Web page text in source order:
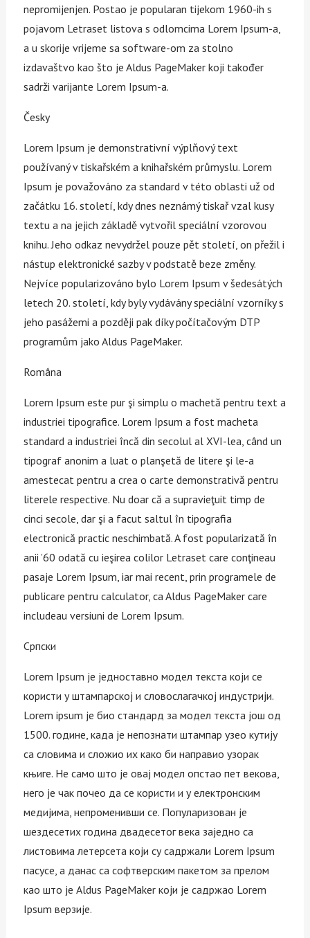
nepromijenjen. Postao je popularan tijekom 1960-ih s
pojavom Letraset listova s odlomcima Lorem Ipsum-a,
a u skorije vrijeme sa software-om za stolno
izdavaštvo kao što je Aldus PageMaker koji također
sadrži varijante Lorem Ipsum-a.
Česky
Lorem Ipsum je demonstrativní výplňový text
používaný v tiskařském a knihařském průmyslu. Lorem
Ipsum je považováno za standard v této oblasti už od
začátku 16. století, kdy dnes neznámý tiskař vzal kusy
textu a na jejich základě vytvořil speciální vzorovou
knihu. Jeho odkaz nevydržel pouze pět století, on přežil i
nástup elektronické sazby v podstatě beze změny.
Nejvíce popularizováno bylo Lorem Ipsum v šedesátých
letech 20. století, kdy byly vydávány speciální vzorníky s
jeho pasážemi a později pak díky počítačovým DTP
programům jako Aldus PageMaker.
Româna
Lorem Ipsum este pur şi simplu o machetă pentru text a
industriei tipografice. Lorem Ipsum a fost macheta
standard a industriei încă din secolul al XVI-lea, când un
tipograf anonim a luat o planşetă de litere şi le-a
amestecat pentru a crea o carte demonstrativă pentru
literele respective. Nu doar că a supravieţuit timp de
cinci secole, dar şi a facut saltul în tipografia
electronică practic neschimbată. A fost popularizată în
anii ’60 odată cu ieşirea colilor Letraset care conţineau
pasaje Lorem Ipsum, iar mai recent, prin programele de
publicare pentru calculator, ca Aldus PageMaker care
includeau versiuni de Lorem Ipsum.
Српски
Lorem Ipsum је једноставно модел текста који се
користи у штампарској и словослагачкој индустрији.
Lorem ipsum је био стандард за модел текста још од
1500. године, када је непознати штампар узео кутију
са словима и сложио их како би направио узорак
књиге. Не само што је овај модел опстао пет векова,
него је чак почео да се користи и у електронским
медијима, непроменивши се. Популаризован је
шездесетих година двадесетог века заједно са
листовима летерсета који су садржали Lorem Ipsum
пасусе, а данас са софтверским пакетом за прелом
као што је Aldus PageMaker који је садржао Lorem
Ipsum верзије.